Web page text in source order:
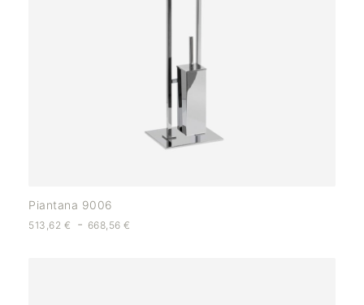
Piantana 9006
513,62 € - 668,56€